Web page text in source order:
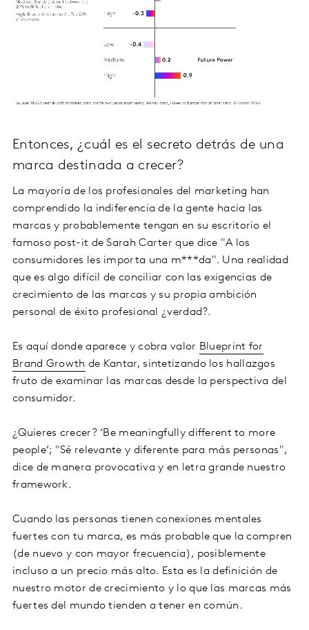
Entonces, ¿cuál es el secreto detrás de una
marca destinada a crecer?
La mayoría de los profesionales del marketing han
comprendido la indiferencia de la gente hacia las
marcas y probablemente tengan en su escritorio el
famoso post-it de Sarah Carter que dice "A los
consumidores les importa una m***da". Una realidad
que es algo difícil de conciliar con las exigencias de
crecimiento de las marcas y su propia ambición
personal de éxito profesional ¿verdad?.
Es aquí donde aparece y cobra valor Blueprint for
Brand Growth de Kantar, sintetizando los hallazgos
fruto de examinar las marcas desde la perspectiva del
consumidor.
¿Quieres crecer? ‘Be meaningfully different to more
people’; "Sé relevante y diferente para más personas",
dice de manera provocativa y en letra grande nuestro
framework.
Cuando las personas tienen conexiones mentales
fuertes con tu marca, es más probable que la compren
(de nuevo y con mayor frecuencia), posiblemente
incluso a un precio más alto. Esta es la definición de
nuestro motor de crecimiento y lo que las marcas más
fuertes del mundo tienden a tener en común.